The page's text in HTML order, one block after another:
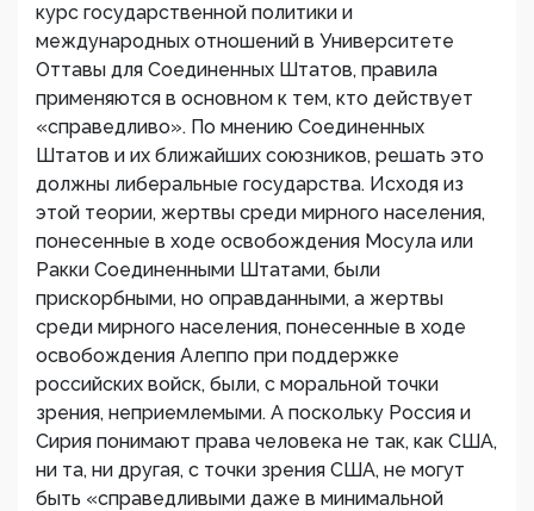
курс государственной политики и
международных отношений в Университете
Оттавы для Соединенных Штатов, правила
применяются в основном к тем, кто действует
«справедливо». По мнению Соединенных
Штатов и их ближайших союзников, решать это
должны либеральные государства. Исходя из
этой теории, жертвы среди мирного населения,
понесенные в ходе освобождения Мосула или
Ракки Соединенными Штатами, были
прискорбными, но оправданными, а жертвы
среди мирного населения, понесенные в ходе
освобождения Алеппо при поддержке
российских войск, были, с моральной точки
зрения, неприемлемыми. А поскольку Россия и
Сирия понимают права человека не так, как США,
ни та, ни другая, с точки зрения США, не могут
быть «справедливыми даже в минимальной